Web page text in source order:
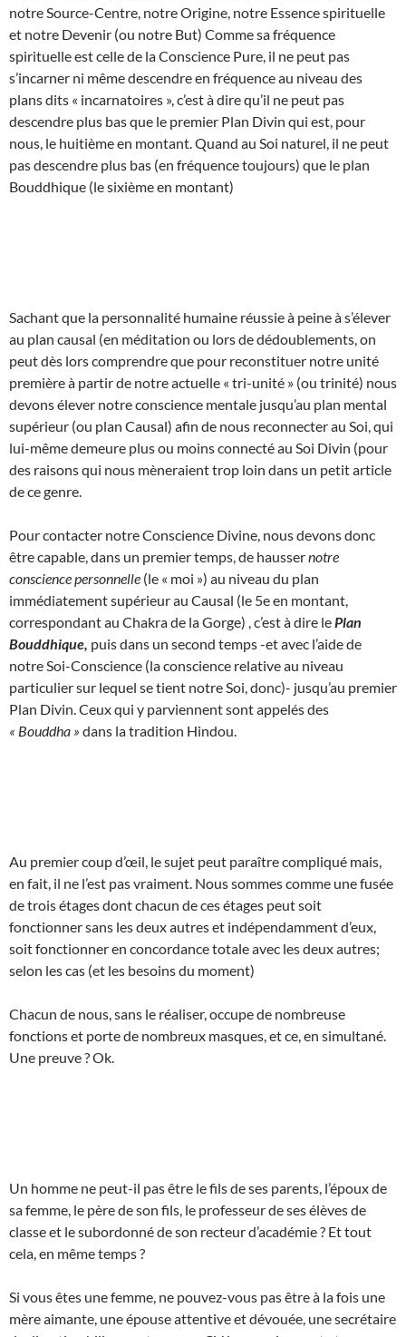
notre Source-Centre, notre Origine, notre Essence spirituelle
et notre Devenir (ou notre But) Comme sa fréquence
spirituelle est celle de la Conscience Pure, il ne peut pas
s’incarner ni même descendre en fréquence au niveau des
plans dits « incarnatoires », c’est à dire qu’il ne peut pas
descendre plus bas que le premier Plan Divin qui est, pour
nous, le huitième en montant. Quand au Soi naturel, il ne peut
pas descendre plus bas (en fréquence toujours) que le plan
Bouddhique (le sixième en montant)
Sachant que la personnalité humaine réussie à peine à s’élever
au plan causal (en méditation ou lors de dédoublements, on
peut dès lors comprendre que pour reconstituer notre unité
première à partir de notre actuelle « tri-unité » (ou trinité) nous
devons élever notre conscience mentale jusqu’au plan mental
supérieur (ou plan Causal) afin de nous reconnecter au Soi, qui
lui-même demeure plus ou moins connecté au Soi Divin (pour
des raisons qui nous mèneraient trop loin dans un petit article
de ce genre.
Pour contacter notre Conscience Divine, nous devons donc
être capable, dans un premier temps, de haussernotre
conscience personnelle (le « moi ») au niveau du plan
immédiatement supérieur au Causal (le 5e en montant,
correspondant au Chakra de la Gorge) , c’est à dire le Plan
Bouddhique, puis dans un second temps -et avec l’aide de
notre Soi-Conscience (la conscience relative au niveau
particulier sur lequel se tient notre Soi, donc)- jusqu’au premier
Plan Divin. Ceux qui y parviennent sont appelés des
« Bouddha » dans la tradition Hindou.
Au premier coup d’œil, le sujet peut paraître compliqué mais,
en fait, il ne l’est pas vraiment. Nous sommes comme une fusée
de trois étages dont chacun de ces étages peut soit
fonctionner sans les deux autres et indépendamment d’eux,
soit fonctionner en concordance totale avec les deux autres;
selon les cas (et les besoins du moment)
Chacun de nous, sans le réaliser, occupe de nombreuse
fonctions et porte de nombreux masques, et ce, en simultané.
Une preuve ? Ok.
Un homme ne peut-il pas être le fils de ses parents, l’époux de
sa femme, le père de son fils, le professeur de ses élèves de
classe et le subordonné de son recteur d’académie ? Et tout
cela, en même temps ?
Si vous êtes une femme, ne pouvez-vous pas être à la fois une
mère aimante, une épouse attentive et dévouée, une secrétaire